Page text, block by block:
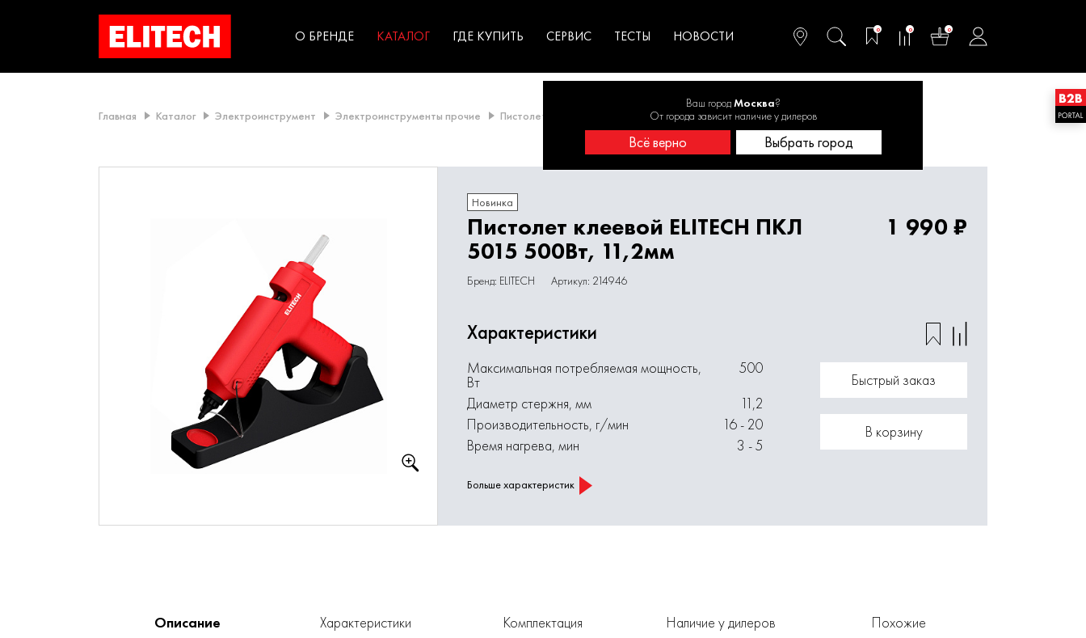
О БРЕНДЕ КАТАЛОГ садоводства
ГДЕ КУПИТЬ СЕРВИС ТЕСТЫ НОВОСТИ 0 0 0
Ваш городМосква?
От города зависит наличие у дилеров
Всё верно Выбрать город
Главная Каталог Электроинструмент Электроинструменты прочие Пистолеты клеевые Пистолет клеевой ELITECH ПКЛ 5015 500Вт, 11,2мм
Новинка
Пистолет клеевой ELITECH ПКЛ
5015 500Вт, 11,2мм
Бренд: ELITECH Артикул: 214946
1 990 ₽
Характеристики
Максимальная потребляемая мощность,
Вт
500
Диаметр стержня, мм
11,2
Производительность, г/мин
16 - 20
Время нагрева, мин
3 - 5
Больше характеристик
Быстрый заказ
В корзину
Описание Характеристики Комплектация Наличие у дилеров Похожие